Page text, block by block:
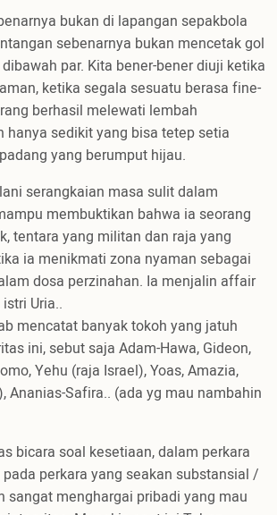
bukan di lapangan sepakbola
sebenarnya bukan mencetak gol
par. Kita bener-bener diuji ketika
ketika segala sesuatu berasa fine-
berhasil melewati lembah
hanya sedikit yang bisa tetep setia
yang berumput hijau.
serangkaian masa sulit dalam
membuktikan bahwa ia seorang
tentara yang militan dan raja yang
ia menikmati zona nyaman sebagai
dosa perzinahan. Ia menjalin affair
Uria..
mencatat banyak tokoh yang jatuh
ini, sebut saja Adam-Hawa, Gideon,
Yehu (raja Israel), Yoas, Amazia,
Ananias-Safira.. (ada yg mau nambahin
bicara soal kesetiaan, dalam perkara
perkara yang seakan substansial /
sangat menghargai pribadi yang mau